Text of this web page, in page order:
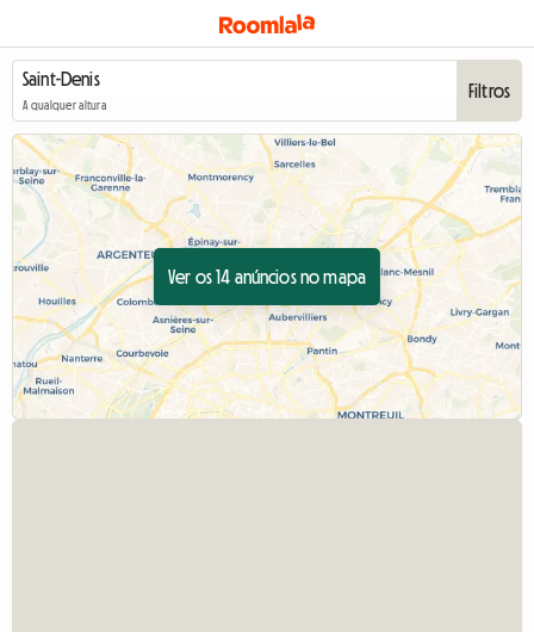
A qualquer altura
Filtros
Ver os 14 anúncios no mapa